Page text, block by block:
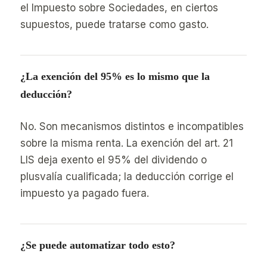
el Impuesto sobre Sociedades, en ciertos
supuestos, puede tratarse como gasto.
¿La exención del 95% es lo mismo que la
deducción?
No. Son mecanismos distintos e incompatibles
sobre la misma renta. La exención del art. 21
LIS deja exento el 95% del dividendo o
plusvalía cualificada; la deducción corrige el
impuesto ya pagado fuera.
¿Se puede automatizar todo esto?